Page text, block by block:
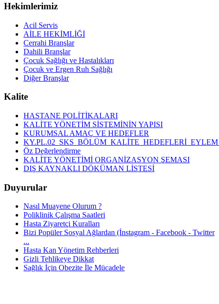
Hekimlerimiz
Acil Servis
AİLE HEKİMLİĞİ
Cerrahi Branşlar
Dahili Branşlar
Çocuk Sağlığı ve Hastalıkları
Çocuk ve Ergen Ruh Sağlığı
Diğer Branşlar
Kalite
HASTANE POLİTİKALARI
KALİTE YÖNETİM SİSTEMİNİN YAPISI
KURUMSAL AMAÇ VE HEDEFLER
Öz Değerlendirme
KALİTE YÖNETİMİ ORGANİZASYON ŞEMASI
DIŞ KAYNAKLI DÖKÜMAN LİSTESİ
Duyurular
Nasıl Muayene Olurum ?
Poliklinik Çalışma Saatleri
Hasta Ziyaretçi Kuralları
Bizi Popüler Sosyal Ağlardan (İnstagram - Facebook - Twitter
...
Hasta Kan Yönetim Rehberleri
Gizli Tehlikeye Dikkat
Sağlık İçin Obezite İle Mücadele